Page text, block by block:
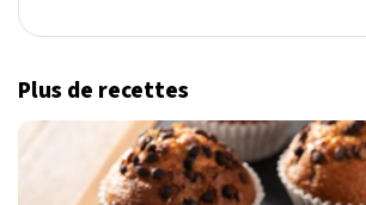
Plus de recettes